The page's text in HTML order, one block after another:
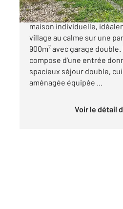
VAUREAL - Découvrez
maison individuelle,
village au calme sur une
900m² avec garage
compose d'une entrée
spacieux séjour double,
aménagée équipée ...
Voir le détail